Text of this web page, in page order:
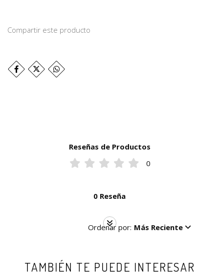
Compartir este producto
Reseñas de Productos
0
0 Reseña
Ordenar por: Más Reciente
TAMBIÉN TE PUEDE INTERESAR